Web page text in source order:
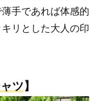
手であれば体感的
リとした大人の印
ツ】